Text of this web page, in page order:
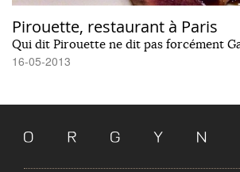
Pirouette, restaurant à Paris
Qui dit Pirouette ne dit pas forcément
16-05-2013